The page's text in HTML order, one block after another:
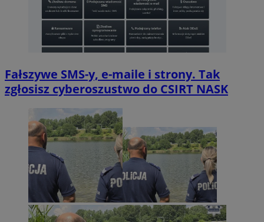
Fałszywe SMS-y, e-maile i strony. Tak
zgłosisz cyberoszustwo do CSIRT NASK